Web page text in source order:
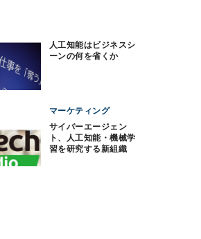
人工知能はビジネスシ
ーンの何を省くか
マーケティング
サイバーエージェン
ト、人工知能・機械学
習を研究する新組織